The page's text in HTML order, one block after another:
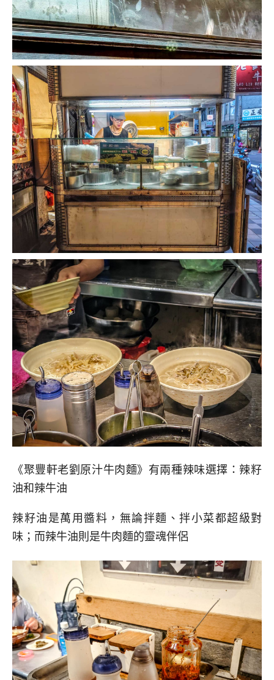
《聚豐軒老劉原汁牛肉麵》有兩種辣味選擇：辣籽
油和辣牛油
辣籽油是萬用醬料，無論拌麵、拌小菜都超級對
味；而辣牛油則是牛肉麵的靈魂伴侶